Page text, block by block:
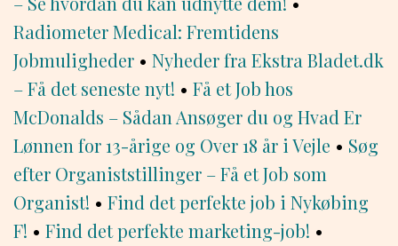
Radiometer Medical: Fremtidens
Jobmuligheder • Nyheder fra Ekstra Bladet.dk
– Få det seneste nyt! • Få et Job hos
McDonalds – Sådan Ansøger du og Hvad Er
Lønnen for 13-årige og Over 18 år i Vejle • Søg
efter Organiststillinger – Få et Job som
Organist! • Find det perfekte job i Nykøbing
F! • Find det perfekte marketing-job! •